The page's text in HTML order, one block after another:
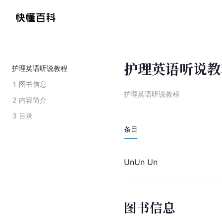
护理英语听说教程
1 图书信息
2 内容简介
3 目录
护理英语听说
护理英语听说教程
条目
UnUn Un
图书信息